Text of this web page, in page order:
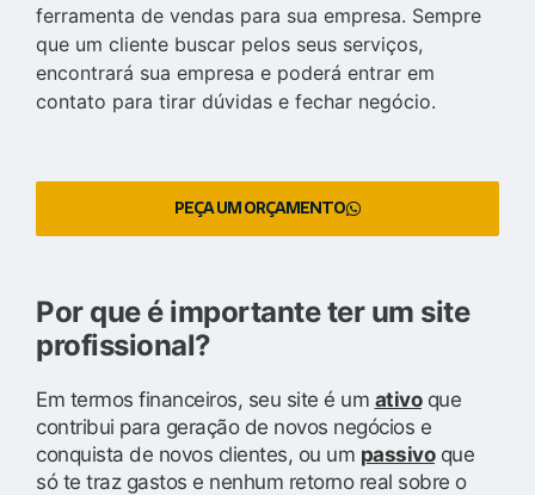
ferramenta de vendas para sua empresa. Sempre
que um cliente buscar pelos seus serviços,
encontrará sua empresa e poderá entrar em
contato para tirar dúvidas e fechar negócio.
PEÇA UM ORÇAMENTO
Por que é importante ter um site
profissional?
Em termos financeiros, seu site é um ativoque
contribui para geração de novos negócios e
conquista de novos clientes, ou um passivoque
só te traz gastos e nenhum retorno real sobre o